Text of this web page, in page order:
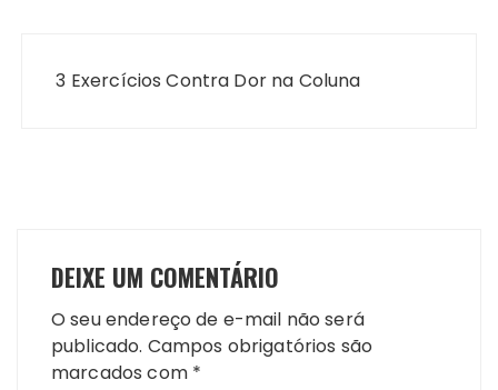
3 Exercícios Contra Dor na Coluna
DEIXE UM COMENTÁRIO
O seu endereço de e-mail não será
publicado. Campos obrigatórios são
marcados com *